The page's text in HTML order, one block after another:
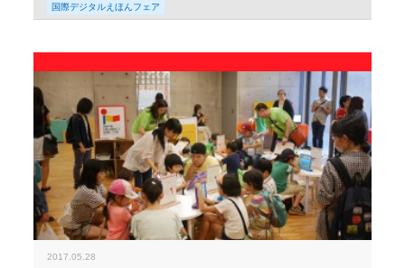
国際デジタルえほんフェア
2017.05.28